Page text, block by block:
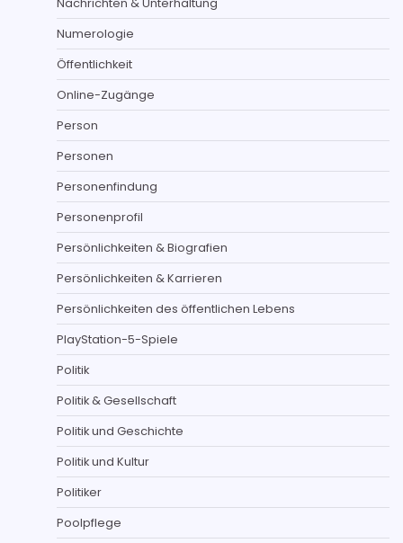
Numerologie
Öffentlichkeit
Online-Zugänge
Person
Personen
Personenfindung
Personenprofil
Persönlichkeiten & Biografien
Persönlichkeiten & Karrieren
Persönlichkeiten des öffentlichen Lebens
PlayStation-5-Spiele
Politik
Politik & Gesellschaft
Politik und Geschichte
Politik und Kultur
Politiker
Poolpflege